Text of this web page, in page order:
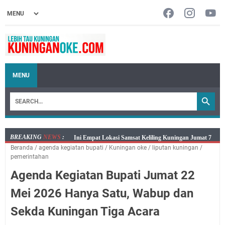
MENU
BREAKING NEWS :
Jumat 7 Agustus 2026 Mobil SIM Keliling Ada di
Kecamatan Sindangagung
Dicabut Dari Hidupmu, Kamu Akan Tetap Berjalan
Kelaparan Meskipun Memiliki Sekarung Penuh Uang
Salat Lima Waktu itu Bukan Cuma Kewajiban, Tapi
juga Tempat Beristirahat yang Paling Menenangkan, Ini
Beranda / agenda kegiatan bupati / Kuningan oke / liputan kuningan /
pemerintahan
Agenda Kegiatan Bupati Jumat 22
Mei 2026 Hanya Satu, Wabup dan
Sekda Kuningan Tiga Acara